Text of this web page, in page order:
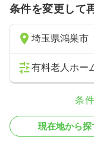
条件を変更して
埼玉県鴻巣市
有料老人ホー
条
現在地から探